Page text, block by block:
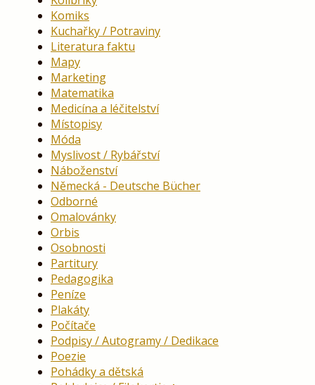
Komiks
Kuchařky / Potraviny
Literatura faktu
Mapy
Marketing
Matematika
Medicína a léčitelství
Místopisy
Móda
Myslivost / Rybářství
Náboženství
Německá - Deutsche Bücher
Odborné
Omalovánky
Orbis
Osobnosti
Partitury
Pedagogika
Peníze
Plakáty
Počítače
Podpisy / Autogramy / Dedikace
Poezie
Pohádky a dětská